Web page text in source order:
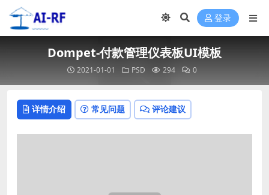
登录
Dompet-付款管理仪表板UI模板
2021-01-01 PSD 294 0
详情介绍 常见问题 评论建议